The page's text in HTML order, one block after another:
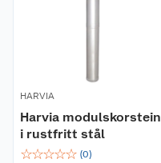
HARVIA
Harvia modulskorstein
i rustfritt stål
☆☆☆☆☆ (0)